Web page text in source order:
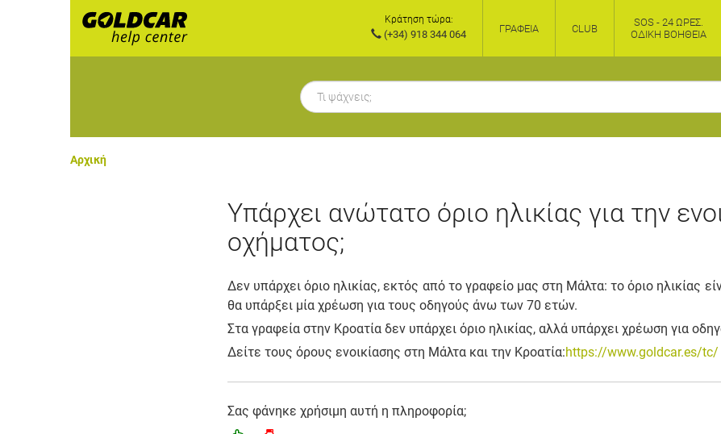
Κράτηση τώρα:
(+34) 918 344 064 ΓΡΑΦΕΊΑ CLUB
SOS - 24 ΏΡΕΣ.
ΟΔΙΚΉ ΒΟΉΘΕΙΑ
Αρχική
Υπάρχει ανώτατο όριο ηλικίας για την
οχήματος;
Δεν υπάρχει όριο ηλικίας, εκτός από το γραφείο μας στη Μάλτα: το όριο ηλικίας
θα υπάρξει μία χρέωση για τους οδηγούς άνω των 70 ετών.
Στα γραφεία στην Κροατία δεν υπάρχει όριο ηλικίας, αλλά υπάρχει χρέωση για
Δείτε τους όρους ενοικίασης στη Μάλτα και την Κροατία:https://www.goldcar.es/tc/
Σας φάνηκε χρήσιμη αυτή η πληροφορία;